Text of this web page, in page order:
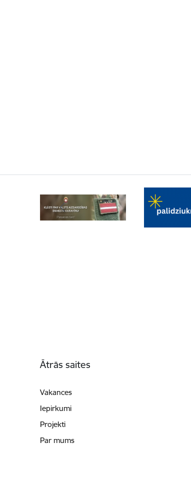
Ātrās saites
Vakances
Iepirkumi
Projekti
Par mums